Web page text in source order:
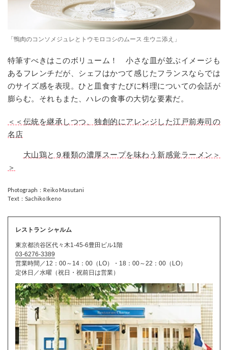
「鴨肉のコンソメジュレとトウモロコシのムース 生ウニ添え」
特筆すべきはこのボリューム！ 小さな皿が並ぶイメージも
あるフレンチだが、シェフはかつて感じたフランスならでは
のサイズ感を表現。ひと皿食すたびに料理についての会話が
膨らむ。それもまた、ハレの食事の大切な要素だ。
＜＜伝統を継承しつつ、独創的にアレンジした江戸前寿司の
名店
大山鶏と９種類の濃厚スープを味わう新感覚ラーメン＞
＞
Photograph：Reiko Masutani
Text：Sachiko Ikeno
レストラン シャルム
東京都渋谷区代々木1-45-6豊田ビル1階
03-6276-3389
営業時間／12：00～14：00（LO）・18：00～22：00（LO）
定休日／水曜（祝日・祝前日は営業）